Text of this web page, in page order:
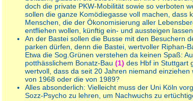
doch die private PKW-Mobilität sowie so verboten
sollen die ganze Komödiegasse voll machen, dass
Menschen, die der Ökonomisierung aller
entfliehen wollen, künftig ein- und aussteigen
An der Bastei sollen die Busse mit den Besuchern
parken dürfen, denn die Bastei, wertvoller Riphan-
Etwa die Sog.Grünen verstehen da keinen Spaß:
potthässlichem Bonatz-Bau (1) des Hbf in Stuttgart
wertvoll, dass da seit 20 Jahren niemand einziehen
von 1968 oder die von 1989?
Alles absonderlich: Vielleicht muss der Uni Köln
Sozz-Psycho zu lehren, um Nachwuchs zu